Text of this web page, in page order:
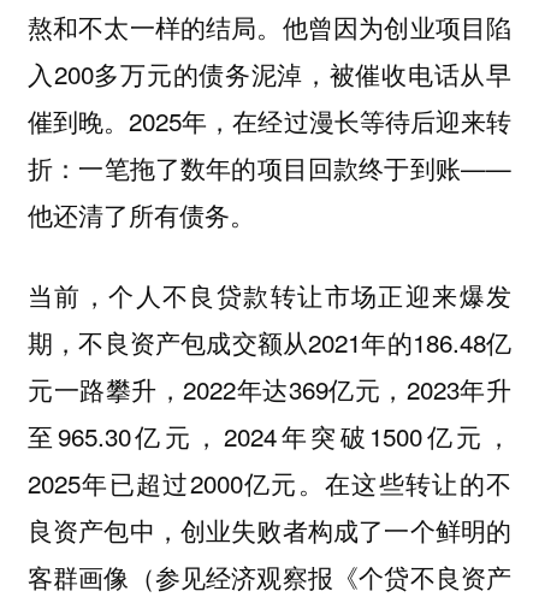
熬和不太一样的结局。他曾因为创业项目陷
入200多万元的债务泥淖，被催收电话从早
催到晚。2025年，在经过漫长等待后迎来转
折：一笔拖了数年的项目回款终于到账——
他还清了所有债务。
当前，个人不良贷款转让市场正迎来爆发
期，不良资产包成交额从2021年的186.48亿
元一路攀升，2022年达369亿元，2023年升
至965.30亿元，2024年突破1500亿元，
2025年已超过2000亿元。在这些转让的不
良资产包中，创业失败者构成了一个鲜明的
客群画像（参见经济观察报《个贷不良资产